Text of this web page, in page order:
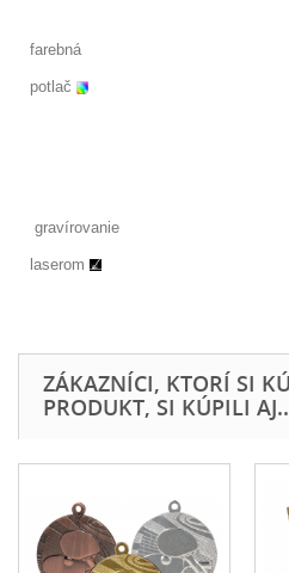
farebná
potlač
gravírovanie
laserom
ZÁKAZNÍCI, KTORÍ SI
PRODUKT, SI KÚPILI